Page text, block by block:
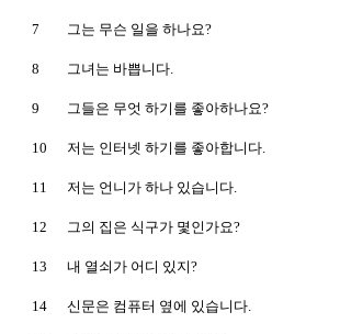
7 그는 무슨 일을 하나요?
8 그녀는 바쁩니다.
9 그들은 무엇 하기를 좋아하나요?
10 저는 인터넷 하기를 좋아합니다.
11 저는 언니가 하나 있습니다.
12 그의 집은 식구가 몇인가요?
13 내 열쇠가 어디 있지?
14 신문은 컴퓨터 옆에 있습니다.